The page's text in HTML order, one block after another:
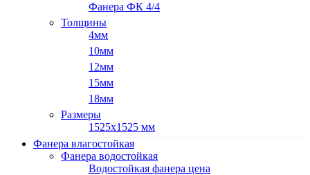
Фанера ФК 4/4
Толщины
4мм
10мм
12мм
15мм
18мм
Размеры
1525х1525 мм
Фанера влагостойкая
Фанера водостойкая
Водостойкая фанера цена